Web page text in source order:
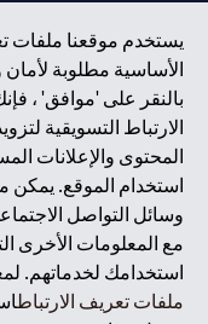
يستخدم موقعنا ملفات
الأساسية مطلوبة
بالنقر على 'موافق' ،
الارتباط التسويقية
المحتوى والإعلانات
استخدام الموقع. يمكن
وسائل التواصل
مع المعلومات الأخرى
استخدامك لخدماتهم.
ملفات تعريف الارتباط
سيتي بنك إن. إيه.
الإمارات في دبي، و CN-1002019 لفرع أبوظبي. هاتف: 4000 311 04.
فرع سيتي بنك إن إيه -
الإمارات العربية
سيتي بنك إن إيه الإمارات
الاستشارات المالية